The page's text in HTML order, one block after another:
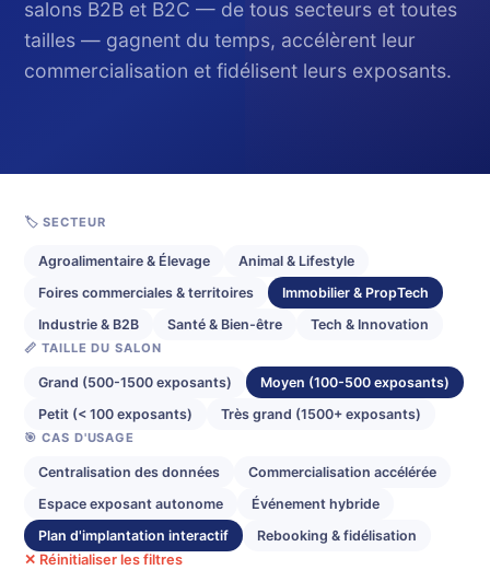
salons B2B et B2C — de tous secteurs et toutes
tailles — gagnent du temps, accélèrent leur
commercialisation et fidélisent leurs exposants.
🏷️ SECTEUR
Agroalimentaire & Élevage
Animal & Lifestyle
Foires commerciales & territoires
Immobilier & PropTech
Industrie & B2B
Santé & Bien-être Tech & Innovation
📏 TAILLE DU SALON
Grand (500-1500 exposants)
Moyen (100-500 exposants)
Petit (< 100 exposants)
Très grand (1500+ exposants)
🎯 CAS D'USAGE
Centralisation des données
Commercialisation accélérée
Espace exposant autonome
Événement hybride
Plan d'implantation interactif
Rebooking & fidélisation
✕ Réinitialiser les filtres